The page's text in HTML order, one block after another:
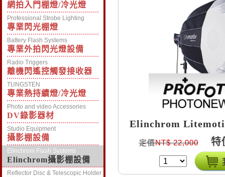
網拍入門棚燈/冷光燈
Professional Strobe Lighting
專業閃光棚燈
Battery Flash Systems
專業外拍閃光燈設備
Radio Triggers
離機閃遙控觸發接收器
TUNGSTEN
專業熱持續燈/冷光燈
Photo and video Accessories
DV錄影器材
Studio Equipment
攝影棚設備
Elinchrom Flash Systems
Elinchrom攝影棚設備
Reflector Disc & Telescopic Holder
Elinchrom
定價NT$ 22,000 特